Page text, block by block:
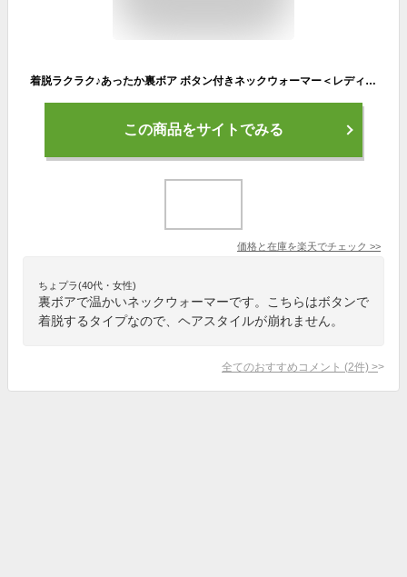
着脱ラクラク♪あったか裏ボア ボタン付きネックウォーマー＜レディース メンズ ボタン ネックウォーマー おしゃれ キッズ 暖かい スノーボード かわいい 防寒 子供 男の子 女の子 マフラー スノボ ladies men's kids あたたかい 誕生日 プレゼント 女友達 gift クリスマス＞
この商品をサイトでみる
価格と在庫を楽天でチェック >>
ちょプラ(40代・女性)
裏ボアで温かいネックウォーマーです。こちらはボタンで
着脱するタイプなので、ヘアスタイルが崩れません。
全てのおすすめコメント (2件) >